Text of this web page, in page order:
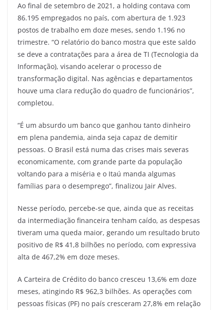
Ao final de setembro de 2021, a holding contava com
86.195 empregados no país, com abertura de 1.923
postos de trabalho em doze meses, sendo 1.196 no
trimestre. “O relatório do banco mostra que este saldo
se deve a contratações para a área de TI (Tecnologia da
Informação), visando acelerar o processo de
transformação digital. Nas agências e departamentos
houve uma clara redução do quadro de funcionários”,
completou.
“É um absurdo um banco que ganhou tanto dinheiro
em plena pandemia, ainda seja capaz de demitir
pessoas. O Brasil está numa das crises mais severas
economicamente, com grande parte da população
voltando para a miséria e o Itaú manda algumas
famílias para o desemprego”, finalizou Jair Alves.
Nesse período, percebe-se que, ainda que as receitas
da intermediação financeira tenham caído, as despesas
tiveram uma queda maior, gerando um resultado bruto
positivo de R$ 41,8 bilhões no período, com expressiva
alta de 467,2% em doze meses.
A Carteira de Crédito do banco cresceu 13,6% em doze
meses, atingindo R$ 962,3 bilhões. As operações com
pessoas físicas (PF) no país cresceram 27,8% em relação